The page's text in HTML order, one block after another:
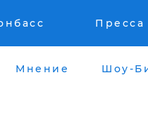
Пресса
Мнение Шоу-